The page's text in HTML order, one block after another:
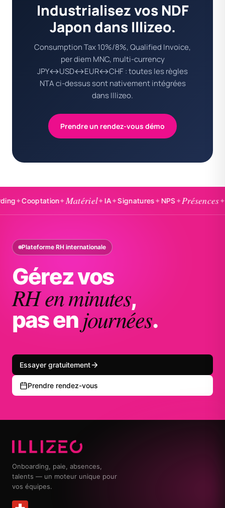
Industrialisez vos NDF
Japon dans Illizeo.
Consumption Tax 10%/8%, Qualified Invoice,
per diem MNC, multi-currency
JPY↔USD↔EUR↔CHF : toutes les règles
NTA ci-dessus sont nativement intégrées
dans Illizeo.
Prendre un rendez-vous démo
✦Matériel✦IA✦Signatures✦NPS✦Présences✦
Plateforme RH internationale
Gérez vos
RH en minutes,
pas enjournées.
Essayer gratuitement
Prendre rendez-vous
Onboarding, paie, absences,
talents — un moteur unique pour
vos équipes.